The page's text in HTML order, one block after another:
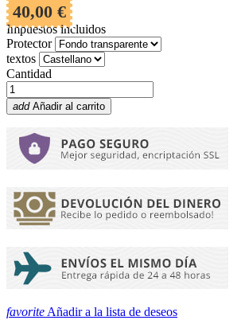
40,00 €
Impuestos incluidos
Protector
textos
Cantidad
add Añadir al carrito
favorite Añadir a la lista de deseos